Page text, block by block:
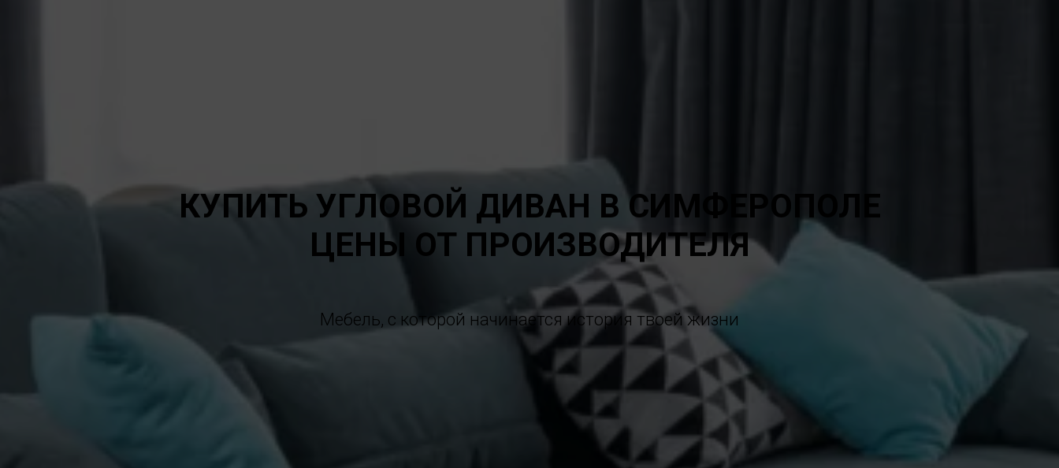
КУПИТЬ УГЛОВОЙ ДИВАН В СИМФЕРОПОЛЕ
ЦЕНЫ ОТ ПРОИЗВОДИТЕЛЯ
Мебель, с которой начинается история твоей жизни